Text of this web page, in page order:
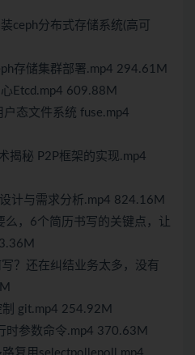
ceph分布式存储系统(高可
存储集群部署.mp4 294.61M
Etcd.mp4 609.88M
态文件系统 fuse.mp4
揭秘 P2P框架的实现.mp4
计与需求分析.mp4 824.16M
，6个简历书写的关键点，让
？还在纠结业务太多，没有
git.mp4 254.92M
时参数命令.mp4 370.63M